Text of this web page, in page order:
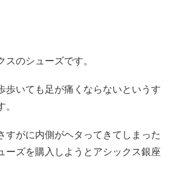
スのシューズです。
歩いても足が痛くならないというす
すがに内側がヘタってきてしまった
ーズを購入しようとアシックス銀座